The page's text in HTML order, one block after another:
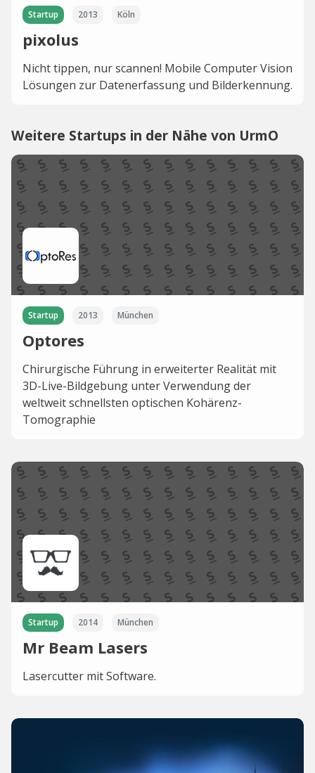
Startup 2013 Köln
pixolus
Nicht tippen, nur scannen! Mobile Computer Vision
Lösungen zur Datenerfassung und Bilderkennung.
Weitere Startups in der Nähe von UrmO
Startup 2013 München
Optores
Chirurgische Führung in erweiterter Realität mit
3D-Live-Bildgebung unter Verwendung der
weltweit schnellsten optischen Kohärenz-
Tomographie
Startup 2014 München
Mr Beam Lasers
Lasercutter mit Software.